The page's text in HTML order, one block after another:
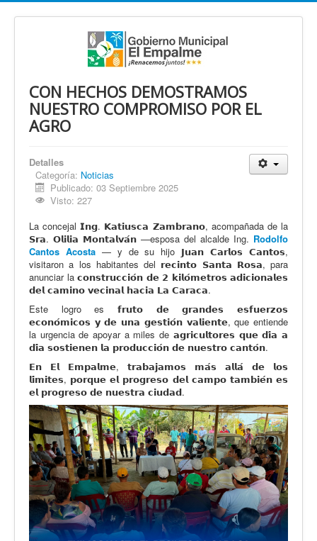
CON HECHOS DEMOSTRAMOS
NUESTRO COMPROMISO POR EL
AGRO
Detalles
Categoría: Noticias
Publicado: 03 Septiembre 2025
Visto: 227
La concejal 𝗜𝗻𝗴. 𝗞𝗮𝘁𝗶𝘂𝘀𝗰𝗮 𝗭𝗮𝗺𝗯𝗿𝗮𝗻𝗼, acompañada de la
𝗦𝗿𝗮. 𝗢𝗹𝗶𝗹𝗶𝗮 𝗠𝗼𝗻𝘁𝗮𝗹𝘃𝗮́𝗻 —esposa del alcalde Ing. Rodolfo
Cantos Acosta— y de su hijo 𝗝𝘂𝗮𝗻 𝗖𝗮𝗿𝗹𝗼𝘀 𝗖𝗮𝗻𝘁𝗼𝘀,
visitaron a los habitantes del 𝗿𝗲𝗰𝗶𝗻𝘁𝗼 𝗦𝗮𝗻𝘁𝗮 𝗥𝗼𝘀𝗮, para
anunciar la 𝗰𝗼𝗻𝘀𝘁𝗿𝘂𝗰𝗰𝗶𝗼́𝗻 𝗱𝗲 𝟮 𝗸𝗶𝗹𝗼́𝗺𝗲𝘁𝗿𝗼𝘀 𝗮𝗱𝗶𝗰𝗶𝗼𝗻𝗮𝗹𝗲𝘀
𝗱𝗲𝗹 𝗰𝗮𝗺𝗶𝗻𝗼 𝘃𝗲𝗰𝗶𝗻𝗮𝗹 𝗵𝗮𝗰𝗶𝗮 𝗟𝗮 𝗖𝗮𝗿𝗮𝗰𝗮.
Este logro es 𝗳𝗿𝘂𝘁𝗼 𝗱𝗲 𝗴𝗿𝗮𝗻𝗱𝗲𝘀 𝗲𝘀𝗳𝘂𝗲𝗿𝘇𝗼𝘀
𝗲𝗰𝗼𝗻𝗼́𝗺𝗶𝗰𝗼𝘀 𝘆 𝗱𝗲 𝘂𝗻𝗮 𝗴𝗲𝘀𝘁𝗶𝗼́𝗻 𝘃𝗮𝗹𝗶𝗲𝗻𝘁𝗲, que entiende
la urgencia de apoyar a miles de 𝗮𝗴𝗿𝗶𝗰𝘂𝗹𝘁𝗼𝗿𝗲𝘀 𝗾𝘂𝗲 𝗱𝗶́𝗮 𝗮
𝗱𝗶́𝗮 𝘀𝗼𝘀𝘁𝗶𝗲𝗻𝗲𝗻 𝗹𝗮 𝗽𝗿𝗼𝗱𝘂𝗰𝗰𝗶𝗼́𝗻 𝗱𝗲 𝗻𝘂𝗲𝘀𝘁𝗿𝗼 𝗰𝗮𝗻𝘁𝗼́𝗻.
𝗘𝗻 𝗘𝗹 𝗘𝗺𝗽𝗮𝗹𝗺𝗲, 𝘁𝗿𝗮𝗯𝗮𝗷𝗮𝗺𝗼𝘀 𝗺𝗮́𝘀 𝗮𝗹𝗹𝗮́ 𝗱𝗲 𝗹𝗼𝘀
𝗹𝗶́𝗺𝗶𝘁𝗲𝘀, 𝗽𝗼𝗿𝗾𝘂𝗲 𝗲𝗹 𝗽𝗿𝗼𝗴𝗿𝗲𝘀𝗼 𝗱𝗲𝗹 𝗰𝗮𝗺𝗽𝗼 𝘁𝗮𝗺𝗯𝗶𝗲́𝗻 𝗲𝘀
𝗲𝗹 𝗽𝗿𝗼𝗴𝗿𝗲𝘀𝗼 𝗱𝗲 𝗻𝘂𝗲𝘀𝘁𝗿𝗮 𝗰𝗶𝘂𝗱𝗮𝗱.